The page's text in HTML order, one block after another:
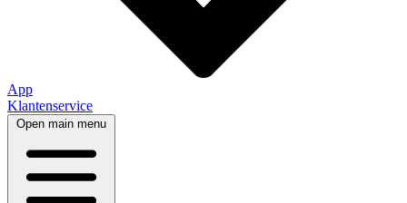
App
Klantenservice
Open main menu